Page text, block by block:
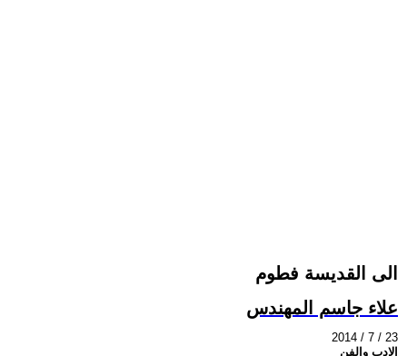
الى القديسة فطوم
علاء جاسم المهندس
2014 / 7 / 23
الادب والفن